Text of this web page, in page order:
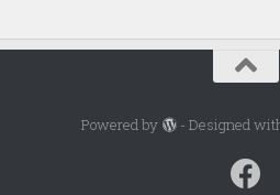
Powered by - Designed